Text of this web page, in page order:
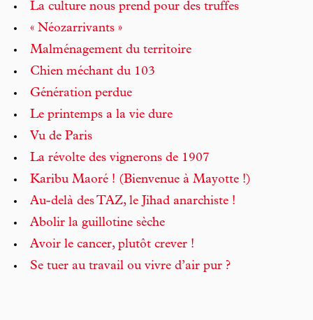
La culture nous prend pour des truffes
« Néozarrivants »
Malménagement du territoire
Chien méchant du 103
Génération perdue
Le printemps a la vie dure
Vu de Paris
La révolte des vignerons de 1907
Karibu Maoré ! (Bienvenue à Mayotte !)
Au-delà des TAZ, le Jihad anarchiste !
Abolir la guillotine sèche
Avoir le cancer, plutôt crever !
Se tuer au travail ou vivre d’air pur ?